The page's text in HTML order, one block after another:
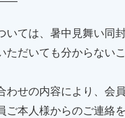
いては、暑中見舞い同
ただいても分からない
わせの内容により、会
ご本人様からのご連絡